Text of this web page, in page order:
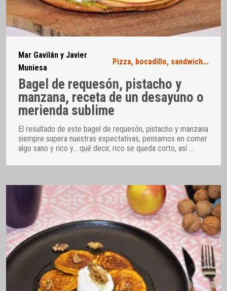
Mar Gavilán y Javier
Muniesa
Pizza, bocadillo, sandwich...
Bagel de requesón, pistacho y
manzana, receta de un desayuno o
merienda sublime
El resultado de este bagel de requesón, pistacho y manzana
siempre supera nuestras expectativas, pensamos en comer
algo sano y rico y… qué decir, rico se queda corto, así …